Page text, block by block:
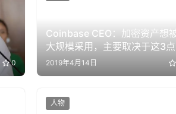
0
Coinbase CEO：加密资产想
大规模采用，主要取决于这3点
2019年4月14日
人物